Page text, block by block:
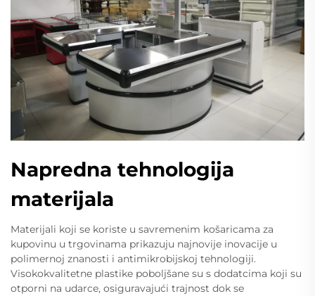
Napredna tehnologija
materijala
Materijali koji se koriste u savremenim košaricama za
kupovinu u trgovinama prikazuju najnovije inovacije u
polimernoj znanosti i antimikrobijskoj tehnologiji.
Visokokvalitetne plastike poboljšane su s dodatcima koji su
otporni na udarce, osiguravajući trajnost dok se